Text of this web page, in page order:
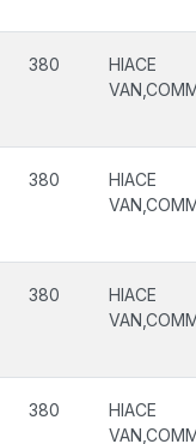
380
HIACE
380
HIACE
380
HIACE
380
HIACE